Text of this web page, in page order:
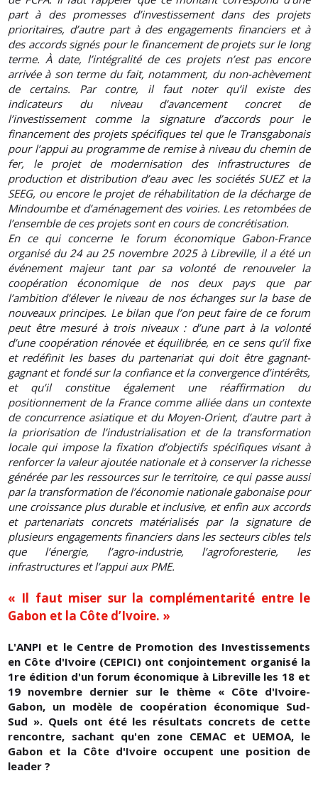
part à des promesses d’investissement dans des projets
prioritaires, d’autre part à des engagements financiers et à
des accords signés pour le financement de projets sur le long
terme. À date, l’intégralité de ces projets n’est pas encore
arrivée à son terme du fait, notamment, du non-achèvement
de certains. Par contre, il faut noter qu’il existe des
indicateurs du niveau d’avancement concret de
l’investissement comme la signature d’accords pour le
financement des projets spécifiques tel que le Transgabonais
pour l’appui au programme de remise à niveau du chemin de
fer, le projet de modernisation des infrastructures de
production et distribution d’eau avec les sociétés SUEZ et la
SEEG, ou encore le projet de réhabilitation de la décharge de
Mindoumbe et d’aménagement des voiries. Les retombées de
l’ensemble de ces projets sont en cours de concrétisation.
En ce qui concerne le forum économique Gabon-France
organisé du 24 au 25 novembre 2025 à Libreville, il a été un
événement majeur tant par sa volonté de renouveler la
coopération économique de nos deux pays que par
l’ambition d’élever le niveau de nos échanges sur la base de
nouveaux principes. Le bilan que l’on peut faire de ce forum
peut être mesuré à trois niveaux : d’une part à la volonté
d’une coopération rénovée et équilibrée, en ce sens qu’il fixe
et redéfinit les bases du partenariat qui doit être gagnant-
gagnant et fondé sur la confiance et la convergence d’intérêts,
et qu’il constitue également une réaffirmation du
positionnement de la France comme alliée dans un contexte
de concurrence asiatique et du Moyen-Orient, d’autre part à
la priorisation de l’industrialisation et de la transformation
locale qui impose la fixation d’objectifs spécifiques visant à
renforcer la valeur ajoutée nationale et à conserver la richesse
générée par les ressources sur le territoire, ce qui passe aussi
par la transformation de l’économie nationale gabonaise pour
une croissance plus durable et inclusive, et enfin aux accords
et partenariats concrets matérialisés par la signature de
plusieurs engagements financiers dans les secteurs cibles tels
que l’énergie, l’agro-industrie, l’agroforesterie, les
infrastructures et l’appui aux PME.
« Il faut miser sur la complémentarité entre le
Gabon et la Côte d’Ivoire. »
L'ANPI et le Centre de Promotion des Investissements
en Côte d'Ivoire (CEPICI) ont conjointement organisé la
1re édition d'un forum économique à Libreville les 18 et
19 novembre dernier sur le thème « Côte d'Ivoire-
Gabon, un modèle de coopération économique Sud-
Sud ». Quels ont été les résultats concrets de cette
rencontre, sachant qu'en zone CEMAC et UEMOA, le
Gabon et la Côte d'Ivoire occupent une position de
leader ?